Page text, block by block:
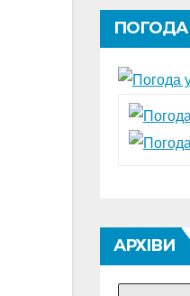
ПОГОДА
АРХІВИ